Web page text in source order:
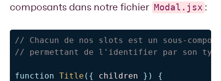
composants dans notre fichier Modal.jsx :
// Chacun de nos slots est un sous-
// permettant de l'identifier par son
function Title ( { children } )
{